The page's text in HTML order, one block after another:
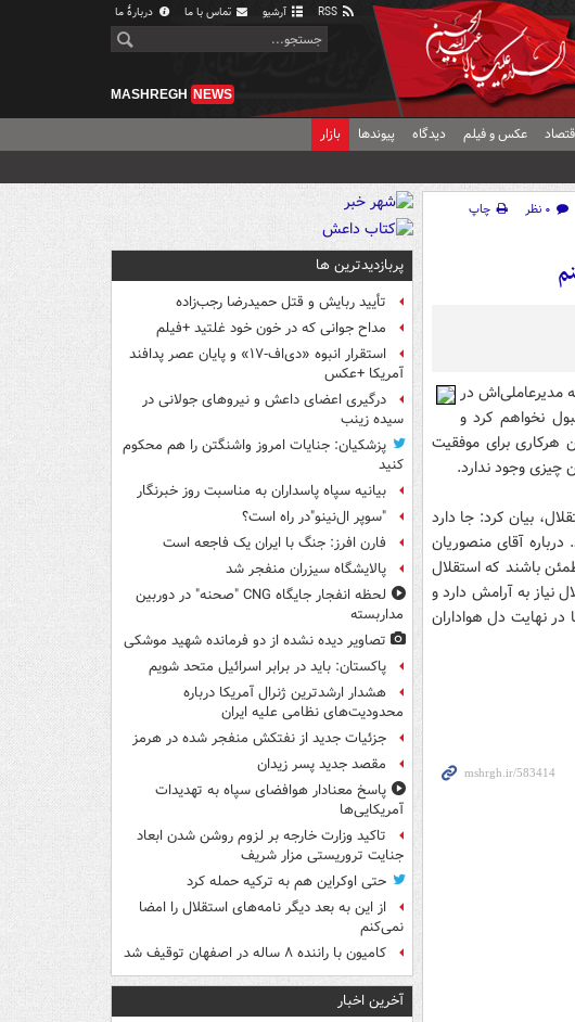
آرشیو تماس با ما دربارهٔ ما
MASHREGH NEWS
عکس و فیلم دیدگاه پیوندها بازار
۰ نظر
چاپ
مدیرعاملی‌اش در
نخواهم کرد و
هرکاری برای موفقیت
چیزی وجود ندارد.
بیان کرد: جا دارد
آقای منصوریان
باشند که استقلال
به آرامش دارد و
در نهایت دل هواداران
پربازدیدترین ها
تأیید ربایش و قتل حمیدرضا رجب‌زاده
مداح جوانی که در خون خود غلتید +فیلم
استقرار انبوه «دی‌اف‑۱۷» و پایان عصر پدافند
آمریکا +عکس
درگیری اعضای داعش و نیروهای جولانی در
سیده زینب
پزشکیان: جنایات امروز واشنگتن را هم محکوم
کنید
بیانیه سپاه پاسداران به مناسبت روز خبرنگار
"سوپر ال‌نینو"در راه است؟
فارن افرز: جنگ با ایران یک فاجعه است
پالایشگاه سیزران منفجر شد
لحظه انفجار جایگاه CNG "صحنه" در دوربین
مداربسته
تصاویر دیده‌ نشده از دو فرمانده شهید موشکی
پاکستان: باید در برابر اسرائیل متحد شویم
هشدار ارشدترین ژنرال آمریکا درباره
محدودیت‌های نظامی علیه ایران
جزئیات جدید از نفتکش منفجر شده در هرمز
مقصد جدید پسر زیدان
پاسخ معنادار هوافضای سپاه به تهدیدات
آمریکایی‌ها
تاکید وزارت خارجه بر لزوم روشن شدن ابعاد
جنایت تروریستی مزار شریف
حتی اوکراین هم به ترکیه حمله کرد
از این به بعد دیگر نامه‌های استقلال را امضا
نمی‌کنم
کامیون با راننده ۸ ساله در اصفهان توقیف شد
آخرین اخبار